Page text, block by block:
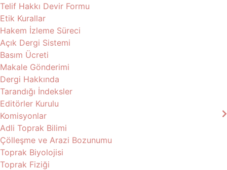
Telif Hakkı Devir Formu
Etik Kurallar
Hakem İzleme Süreci
Açık Dergi Sistemi
Basım Ücreti
Makale Gönderimi
Dergi Hakkında
Tarandığı İndeksler
Editörler Kurulu
Komisyonlar
Adli Toprak Bilimi
Çölleşme ve Arazi Bozunumu
Toprak Biyolojisi
Toprak Fiziği